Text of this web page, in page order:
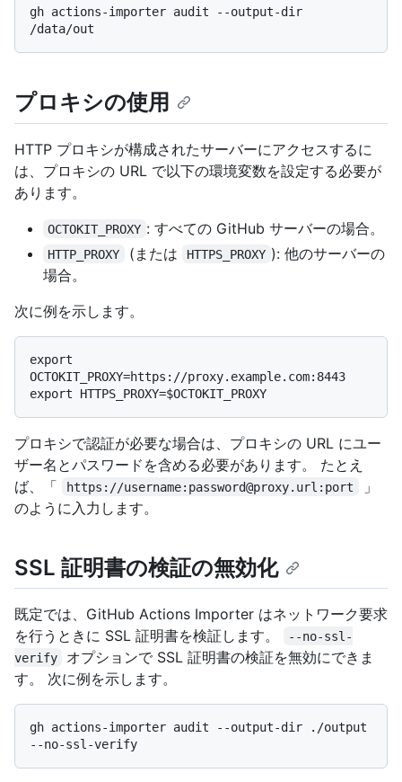
gh actions-importer audit --output-dir
プロキシの使用
HTTP プロキシが構成されたサーバーにアクセスするに
は、プロキシの URL で以下の環境変数を設定する必要が
あります。
OCTOKIT_PROXY : すべての GitHub サーバーの場合。
HTTP_PROXY (または HTTPS_PROXY ): 他のサーバーの
場合。
次に例を示します。
export
OCTOKIT_PROXY=https://proxy.example.com:8443
プロキシで認証が必要な場合は、プロキシの URL にユー
ザー名とパスワードを含める必要があります。 たとえ
ば、「
https://username:password@proxy.url:port
」
のように入力します。
SSL 証明書の検証の無効化
既定では、GitHub Actions Importer はネットワーク要求
を行うときに SSL 証明書を検証します。
--no-ssl-
verify
オプションで SSL 証明書の検証を無効にできま
す。 次に例を示します。
gh actions-importer audit --output-dir ./output